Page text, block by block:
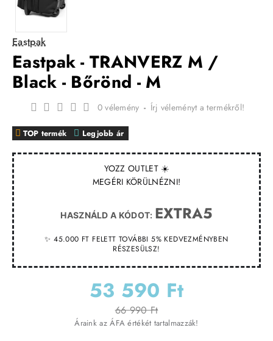
Eastpak
Eastpak - TRANVERZ M /
Black - Bőrönd - M
YOZZ OUTLET ☀️
MEGÉRI KÖRÜLNÉZNI!
HASZNÁLD A KÓDOT: EXTRA5
✨ 45.000 FT FELETT TOVÁBBI 5% KEDVEZMÉNYBEN
RÉSZESÜLSZ!
TOP termék Legjobb ár
0 vélemény - Írj véleményt a termékről!
53 590 Ft
66 990 Ft
Áraink az ÁFA értékét tartalmazzák!